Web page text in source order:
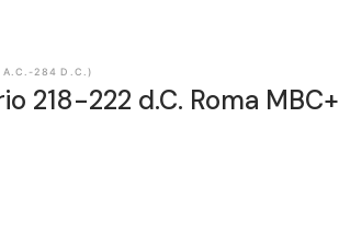
A.C.-284 D.C.)
218-222 d.C. Roma MBC+